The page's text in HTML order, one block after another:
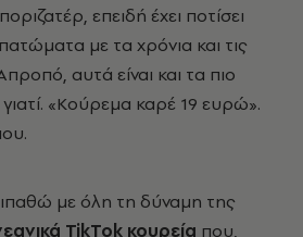
επειδή έχει ποτίσει
με τα χρόνια και τις
αυτά είναι και τα πιο
«Κούρεμα καρέ 19 ευρώ».
με όλη τη δύναμη της
TikTok κουρεία που,